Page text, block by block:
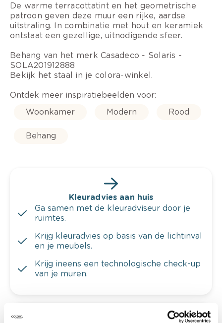
De warme terracottatint en het geometrische
patroon geven deze muur een rijke, aardse
uitstraling. In combinatie met hout en keramiek
ontstaat een gezellige, uitnodigende sfeer.
Behang van het merk Casadeco - Solaris -
SOLA201912888
Bekijk het staal in je colora-winkel.
Ontdek meer inspiratiebeelden voor:
Woonkamer
Modern Rood
Behang
Kleuradvies aan huis
Ga samen met de kleuradviseur door je
ruimtes.
Krijg kleuradvies op basis van de lichtinval
en je meubels.
Krijg ineens een technologische check-up
van je muren.